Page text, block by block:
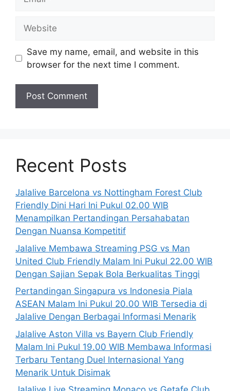
Save my name, email, and website in this
browser for the next time I comment.
Recent Posts
Jalalive Barcelona vs Nottingham Forest Club
Friendly Dini Hari Ini Pukul 02.00 WIB
Menampilkan Pertandingan Persahabatan
Dengan Nuansa Kompetitif
Jalalive Membawa Streaming PSG vs Man
United Club Friendly Malam Ini Pukul 22.00 WIB
Dengan Sajian Sepak Bola Berkualitas Tinggi
Pertandingan Singapura vs Indonesia Piala
ASEAN Malam Ini Pukul 20.00 WIB Tersedia di
Jalalive Dengan Berbagai Informasi Menarik
Jalalive Aston Villa vs Bayern Club Friendly
Malam Ini Pukul 19.00 WIB Membawa Informasi
Terbaru Tentang Duel Internasional Yang
Menarik Untuk Disimak